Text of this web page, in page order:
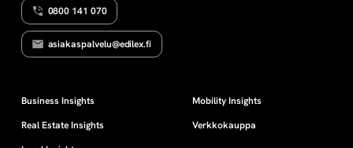
a
s
0800 141 070
asiakaspalvelu@edilex.fi
Business Insights
Real Estate Insights
Mobility Insights
Verkkokauppa